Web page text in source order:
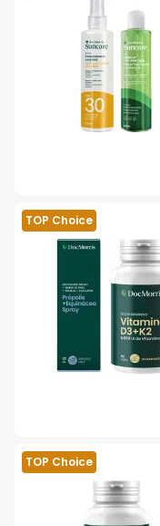
TOP Choice
TOP Choice